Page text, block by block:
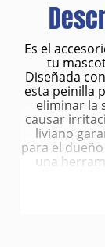
Es el
tu
Diseñada
esta peinilla
eliminar la
causar
liviano
para el
una